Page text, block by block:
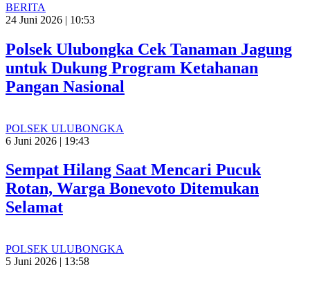
BERITA
24 Juni 2026 | 10:53
Polsek Ulubongka Cek Tanaman Jagung
untuk Dukung Program Ketahanan
Pangan Nasional
POLSEK ULUBONGKA
6 Juni 2026 | 19:43
Sempat Hilang Saat Mencari Pucuk
Rotan, Warga Bonevoto Ditemukan
Selamat
POLSEK ULUBONGKA
5 Juni 2026 | 13:58